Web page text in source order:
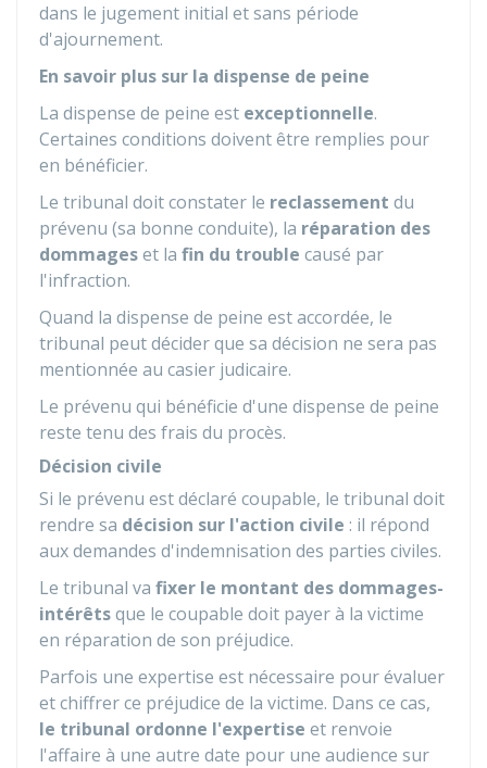
dans le jugement initial et sans période
d'ajournement.
En savoir plus sur la dispense de peine
La dispense de peine est exceptionnelle.
Certaines conditions doivent être remplies pour
en bénéficier.
Le tribunal doit constater le reclassement du
prévenu (sa bonne conduite), la réparation des
dommageset la fin du trouble causé par
l'infraction.
Quand la dispense de peine est accordée, le
tribunal peut décider que sa décision ne sera pas
mentionnée au casier judicaire.
Le prévenu qui bénéficie d'une dispense de peine
reste tenu des frais du procès.
Décision civile
Si le prévenu est déclaré coupable, le tribunal doit
rendre sa décision sur l'action civile : il répond
aux demandes d'indemnisation des parties civiles.
Le tribunal va fixer le montant des dommages-
intérêtsque le coupable doit payer à la victime
en réparation de son préjudice.
Parfois une expertise est nécessaire pour évaluer
et chiffrer ce préjudice de la victime. Dans ce cas,
le tribunal ordonne l'expertise et renvoie
l'affaire à une autre date pour une audience sur